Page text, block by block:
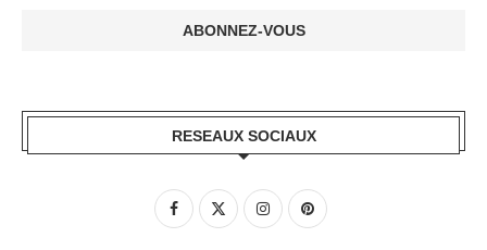
RESEAUX SOCIAUX